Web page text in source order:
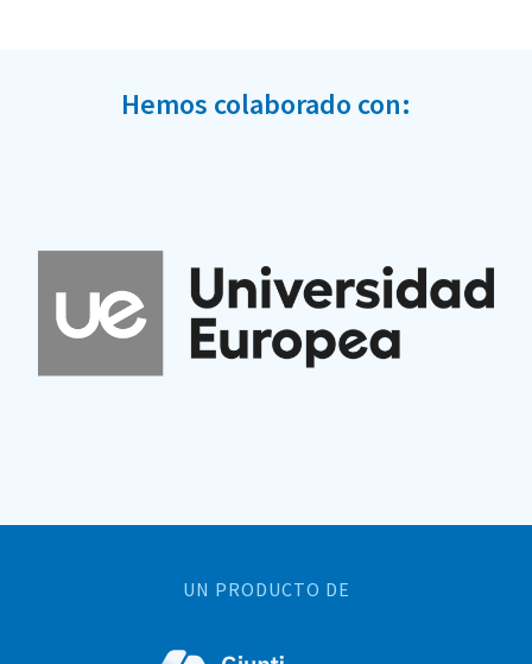
Hemos colaborado con:
UN PRODUCTO DE